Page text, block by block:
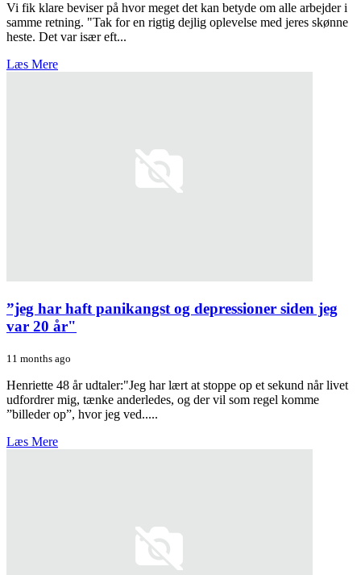
Vi fik klare beviser på hvor meget det kan betyde om alle arbejder i
samme retning. "Tak for en rigtig dejlig oplevelse med jeres skønne
heste. Det var især eft...
Læs Mere
”jeg har haft panikangst og depressioner siden jeg
var 20 år"
11 months ago
Henriette 48 år udtaler:"Jeg har lært at stoppe op et sekund når livet
udfordrer mig, tænke anderledes, og der vil som regel komme
”billeder op”, hvor jeg ved.....
Læs Mere